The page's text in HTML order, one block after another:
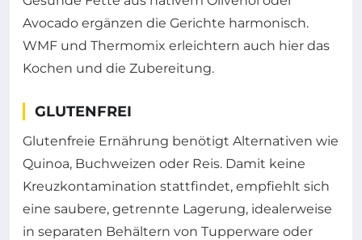
Avocado ergänzen die Gerichte harmonisch.
WMF und Thermomix erleichtern auch hier das
Kochen und die Zubereitung.
GLUTENFREI
Glutenfreie Ernährung benötigt Alternativen wie
Quinoa, Buchweizen oder Reis. Damit keine
Kreuzkontamination stattfindet, empfiehlt sich
eine saubere, getrennte Lagerung, idealerweise
in separaten Behältern von Tupperware oder